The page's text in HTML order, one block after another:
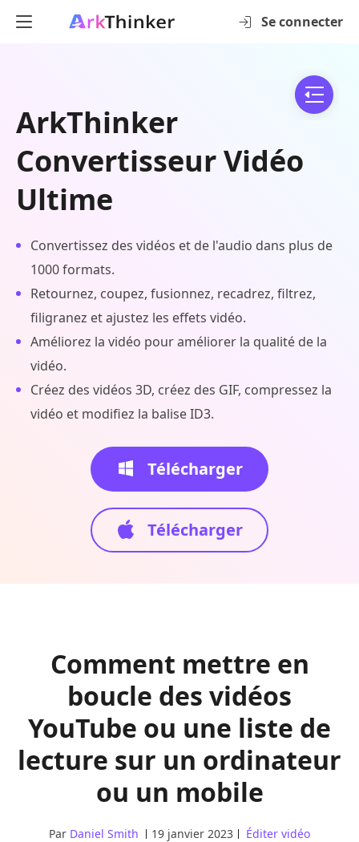
Se connecter
ArkThinker
Convertisseur Vidéo
Ultime
Convertissez des vidéos et de l'audio dans plus de
1000 formats.
Retournez, coupez, fusionnez, recadrez, filtrez,
filigranez et ajustez les effets vidéo.
Améliorez la vidéo pour améliorer la qualité de la
vidéo.
Créez des vidéos 3D, créez des GIF, compressez la
vidéo et modifiez la balise ID3.
Télécharger
Télécharger
Comment mettre en
boucle des vidéos
YouTube ou une liste de
lecture sur un ordinateur
ou un mobile
Par Daniel Smith 19 janvier 2023 Éditer vidéo